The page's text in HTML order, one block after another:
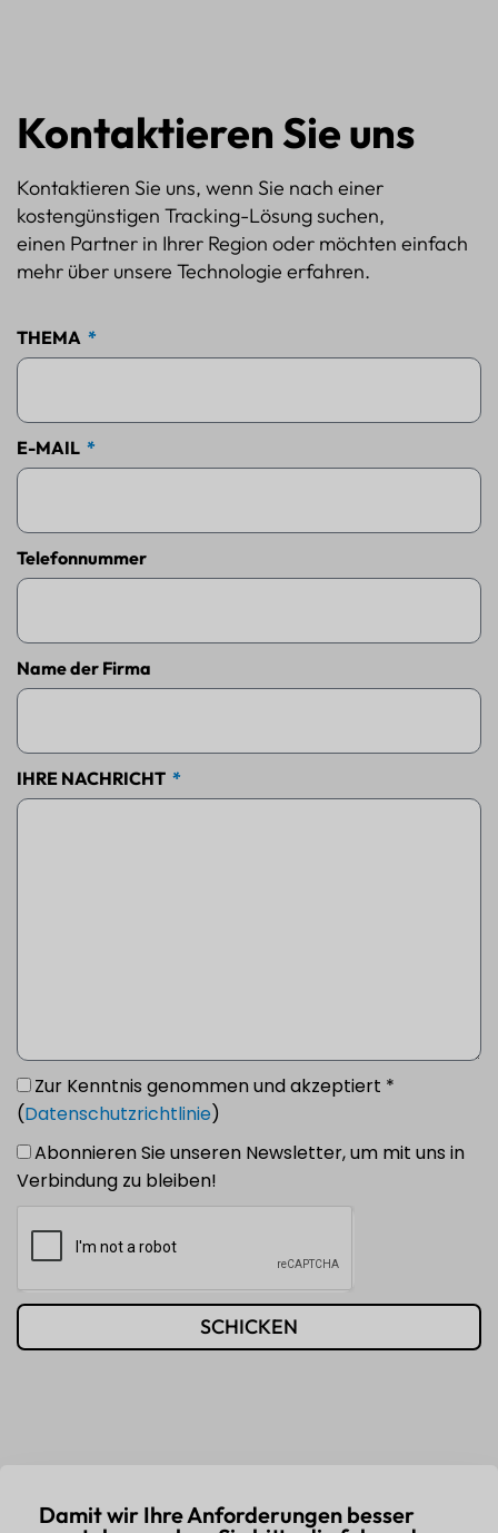
Kontaktieren Sie uns
Kontaktieren Sie uns, wenn Sie nach einer
kostengünstigen Tracking-Lösung suchen,
einen Partner in Ihrer Region oder möchten einfach
mehr über unsere Technologie erfahren.
THEMA
E-MAIL
Telefonnummer
Name der Firma
IHRE NACHRICHT
Zur Kenntnis genommen und akzeptiert *
(Datenschutzrichtlinie)
Abonnieren Sie unseren Newsletter, um mit uns in
Verbindung zu bleiben!
SCHICKEN
Damit wir Ihre Anforderungen besser